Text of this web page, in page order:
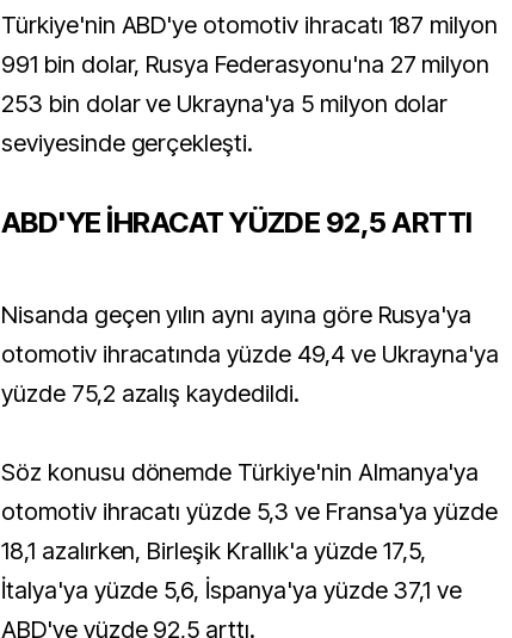
Türkiye'nin ABD'ye otomotiv ihracatı 187 milyon
991 bin dolar, Rusya Federasyonu'na 27 milyon
253 bin dolar ve Ukrayna'ya 5 milyon dolar
seviyesinde gerçekleşti.
ABD'YE İHRACAT YÜZDE 92,5 ARTTI
Nisanda geçen yılın aynı ayına göre Rusya'ya
otomotiv ihracatında yüzde 49,4 ve Ukrayna'ya
yüzde 75,2 azalış kaydedildi.
Söz konusu dönemde Türkiye'nin Almanya'ya
otomotiv ihracatı yüzde 5,3 ve Fransa'ya yüzde
18,1 azalırken, Birleşik Krallık'a yüzde 17,5,
İtalya'ya yüzde 5,6, İspanya'ya yüzde 37,1 ve
ABD'ye yüzde 92,5 arttı.